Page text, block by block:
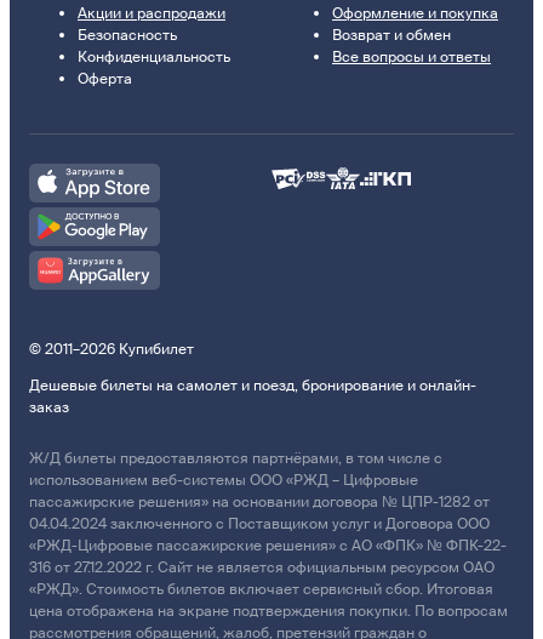
Акции и распродажи
Безопасность
Конфиденциальность
Оферта
Оформление и покупка
Возврат и обмен
Все вопросы и ответы
© 2011–2026 Купибилет
Дешевые билеты на самолет и поезд, бронирование и онлайн-
заказ
Ж/Д билеты предоставляются партнёрами, в том числе с
использованием веб-системы ООО «РЖД – Цифровые
пассажирские решения» на основании договора № ЦПР-1282 от
04.04.2024 заключенного с Поставщиком услуг и Договора ООО
«РЖД-Цифровые пассажирские решения» с АО «ФПК» № ФПК-22-
316 от 27.12.2022 г. Сайт не является официальным ресурсом ОАО
«РЖД». Стоимость билетов включает сервисный сбор. Итоговая
цена отображена на экране подтверждения покупки. По вопросам
рассмотрения обращений, жалоб, претензий граждан о